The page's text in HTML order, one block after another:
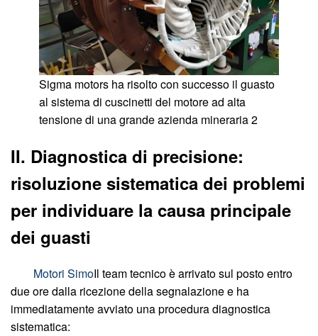
Sigma motors ha risolto con successo il guasto
al sistema di cuscinetti del motore ad alta
tensione di una grande azienda mineraria 2
II. Diagnostica di precisione:
risoluzione sistematica dei problemi
per individuare la causa principale
dei guasti
Motori SimoIl team tecnico è arrivato sul posto entro
due ore dalla ricezione della segnalazione e ha
immediatamente avviato una procedura diagnostica
sistematica: